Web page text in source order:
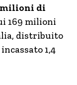
milioni di
169 milioni
distribuito
1,4